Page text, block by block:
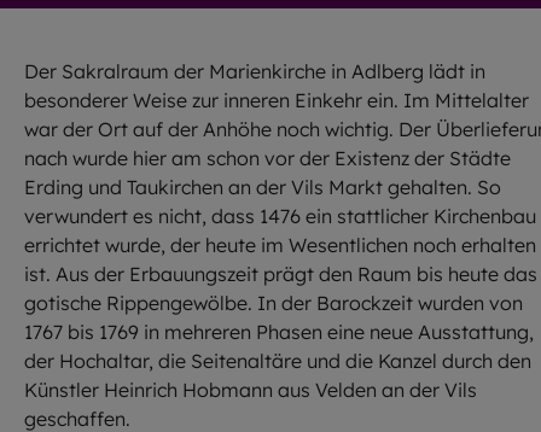
Der Sakralraum der Marienkirche in Adlberg lädt in
besonderer Weise zur inneren Einkehr ein. Im Mittelalter
war der Ort auf der Anhöhe noch wichtig. Der
nach wurde hier am schon vor der Existenz der Städte
Erding und Taukirchen an der Vils Markt gehalten. So
verwundert es nicht, dass 1476 ein stattlicher Kirchenbau
errichtet wurde, der heute im Wesentlichen noch erhalten
ist. Aus der Erbauungszeit prägt den Raum bis heute das
gotische Rippengewölbe. In der Barockzeit wurden von
1767 bis 1769 in mehreren Phasen eine neue Ausstattung,
der Hochaltar, die Seitenaltäre und die Kanzel durch den
Künstler Heinrich Hobmann aus Velden an der Vils
geschaffen.